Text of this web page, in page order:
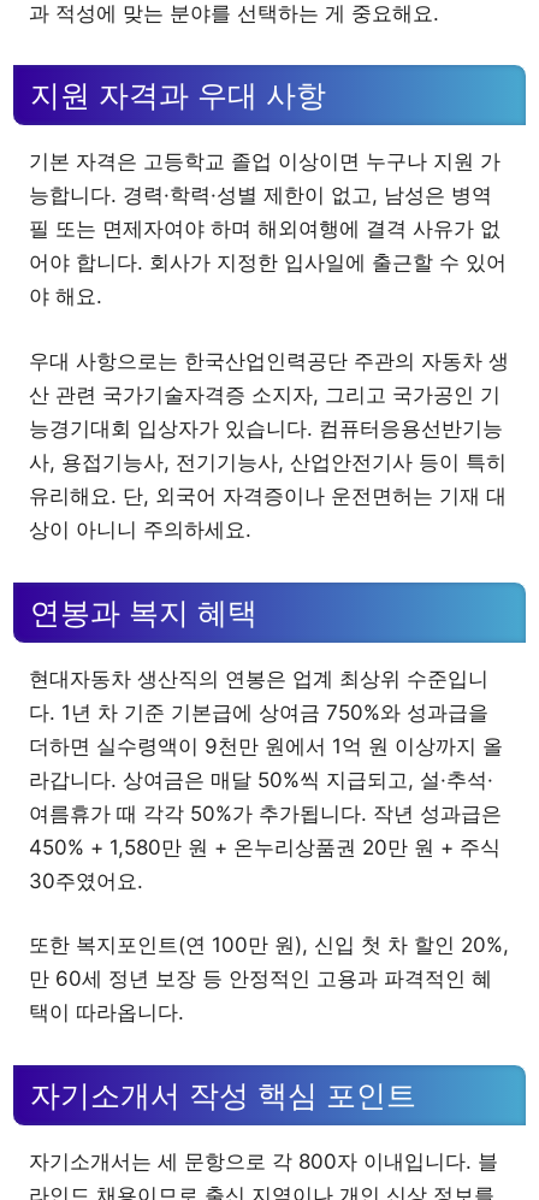
과 적성에 맞는 분야를 선택하는 게 중요해요.
지원 자격과 우대 사항
기본 자격은 고등학교 졸업 이상이면 누구나 지원 가
능합니다. 경력·학력·성별 제한이 없고, 남성은 병역
필 또는 면제자여야 하며 해외여행에 결격 사유가 없
어야 합니다. 회사가 지정한 입사일에 출근할 수 있어
야 해요.
우대 사항으로는 한국산업인력공단 주관의 자동차 생
산 관련 국가기술자격증 소지자, 그리고 국가공인 기
능경기대회 입상자가 있습니다. 컴퓨터응용선반기능
사, 용접기능사, 전기기능사, 산업안전기사 등이 특히
유리해요. 단, 외국어 자격증이나 운전면허는 기재 대
상이 아니니 주의하세요.
연봉과 복지 혜택
현대자동차 생산직의 연봉은 업계 최상위 수준입니
다. 1년 차 기준 기본급에 상여금 750%와 성과급을
더하면 실수령액이 9천만 원에서 1억 원 이상까지 올
라갑니다. 상여금은 매달 50%씩 지급되고, 설·추석·
여름휴가 때 각각 50%가 추가됩니다. 작년 성과급은
450% + 1,580만 원 + 온누리상품권 20만 원 + 주식
30주였어요.
또한 복지포인트(연 100만 원), 신입 첫 차 할인 20%,
만 60세 정년 보장 등 안정적인 고용과 파격적인 혜
택이 따라옵니다.
자기소개서 작성 핵심 포인트
자기소개서는 세 문항으로 각 800자 이내입니다. 블
라인드 채용이므로 출신 지역이나 개인 신상 정보를